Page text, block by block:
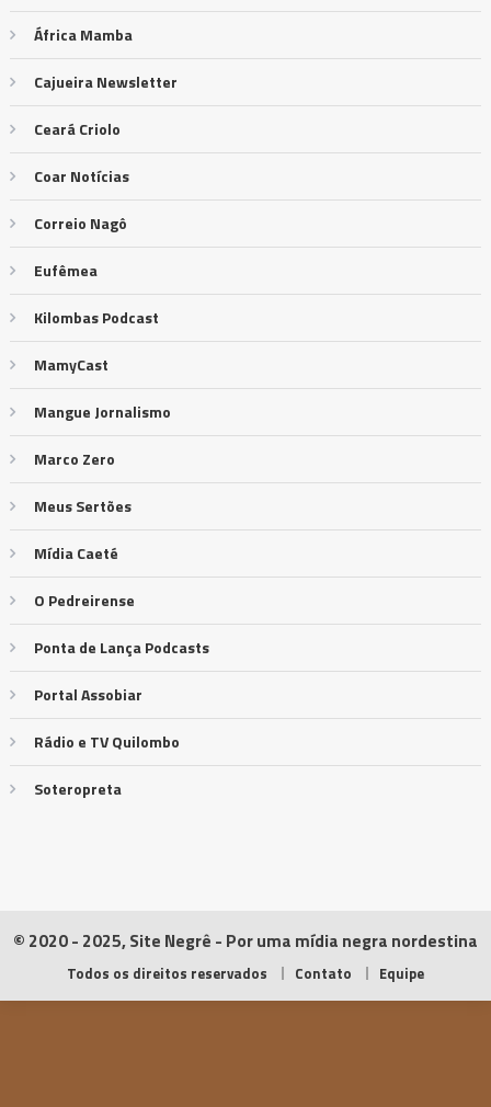
África Mamba
Cajueira Newsletter
Ceará Criolo
Coar Notícias
Correio Nagô
Eufêmea
Kilombas Podcast
MamyCast
Mangue Jornalismo
Marco Zero
Meus Sertões
Mídia Caeté
O Pedreirense
Ponta de Lança Podcasts
Portal Assobiar
Rádio e TV Quilombo
Soteropreta
© 2020 - 2025, Site Negrê - Por uma mídia negra nordestina
Todos os direitos reservados Contato Equipe